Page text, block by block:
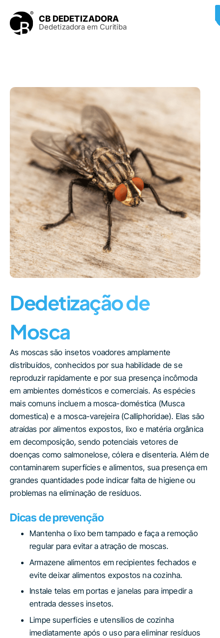
CB DEDETIZADORA
Dedetizadora em Curitiba
Dedetização de
Mosca
As moscas são insetos voadores amplamente
distribuídos, conhecidos por sua habilidade de se
reproduzir rapidamente e por sua presença incômoda
em ambientes domésticos e comerciais. As espécies
mais comuns incluem a mosca-doméstica (Musca
domestica) e a mosca-varejeira (Calliphoridae). Elas são
atraídas por alimentos expostos, lixo e matéria orgânica
em decomposição, sendo potenciais vetores de
doenças como salmonelose, cólera e disenteria. Além de
contaminarem superfícies e alimentos, sua presença em
grandes quantidades pode indicar falta de higiene ou
problemas na eliminação de resíduos.
Dicas de prevenção
Mantenha o lixo bem tampado e faça a remoção
regular para evitar a atração de moscas.
Armazene alimentos em recipientes fechados e
evite deixar alimentos expostos na cozinha.
Instale telas em portas e janelas para impedir a
entrada desses insetos.
Limpe superfícies e utensílios de cozinha
imediatamente após o uso para eliminar resíduos